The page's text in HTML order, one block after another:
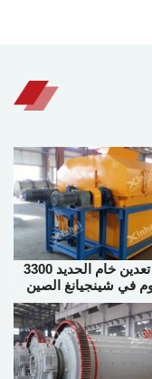
مصنع تعدين خام الحديد 3300
في شينجيانغ الصين